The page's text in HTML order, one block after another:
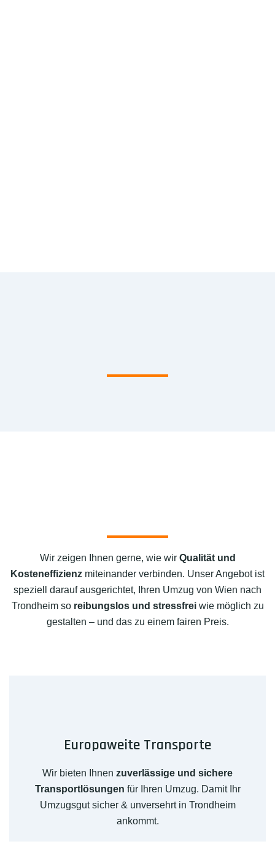
Wir zeigen Ihnen gerne, wie wir Qualität und
Kosteneffizienz miteinander verbinden. Unser Angebot ist
speziell darauf ausgerichtet, Ihren Umzug von Wien nach
Trondheim so reibungslos und stressfreiwie möglich zu
gestalten – und das zu einem fairen Preis.
Europaweite Transporte
Wir bieten Ihnen zuverlässige und sichere
Transportlösungen für Ihren Umzug. Damit Ihr
Umzugsgut sicher & unversehrt in Trondheim
ankommt.